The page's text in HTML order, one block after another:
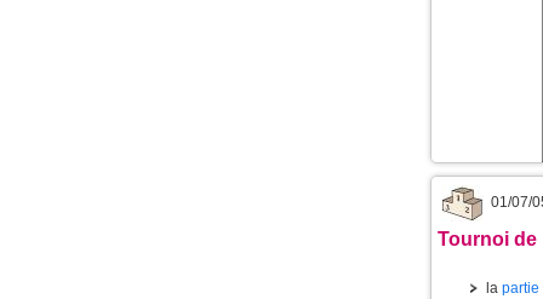
01/07/
Tournoi de
la partie